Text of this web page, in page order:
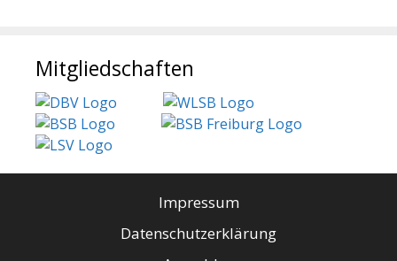
Mitgliedschaften
Impressum
Datenschutzerklärung